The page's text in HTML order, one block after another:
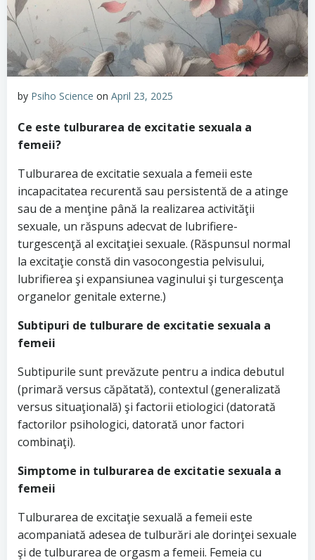
by Psiho Science on April 23, 2025
Ce este tulburarea de excitatie sexuala a
femeii?
Tulburarea de excitatie sexuala a femeii este
incapacitatea recurentă sau persistentă de a atinge
sau de a menţine până la realizarea activităţii
sexuale, un răspuns adecvat de lubrifiere-
turgescenţă al excitaţiei sexuale. (Răspunsul normal
la excitaţie constă din vasocongestia pelvisului,
lubrifierea şi expansiunea vaginului şi turgescenţa
organelor genitale externe.)
Subtipuri de tulburare de excitatie sexuala a
femeii
Subtipurile sunt prevăzute pentru a indica debutul
(primară versus căpătată), contextul (generalizată
versus situaţională) şi factorii etiologici (datorată
factorilor psihologici, datorată unor factori
combinaţi).
Simptome in tulburarea de excitatie sexuala a
femeii
Tulburarea de excitaţie sexuală a femeii este
acompaniată adesea de tulburări ale dorinţei sexuale
şi de tulburarea de orgasm a femeii. Femeia cu